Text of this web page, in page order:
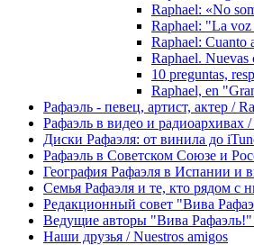
Raphael: «No
Raphael: "La
Raphael: Cuanto
Raphael. Nuevas
10 preguntas,
Raphael, en
Рафаэль - певец, артист, актер /
Рафаэль в видео и радиоархивах
Диски Рафаэля: от винила до
Рафаэль в Советском Союзе и
География Рафаэля в Испании и
Семья Рафаэля и те, кто рядом с
Редакционный совет "Вива
Ведущие авторы "Вива Рафаэль!"
Наши друзья / Nuestros amigos